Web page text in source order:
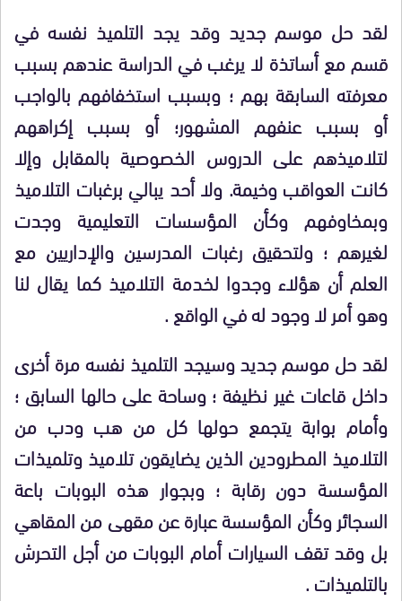
لقد حل موسم جديد وقد يجد التلميذ نفسه في
قسم مع أساتذة لا يرغب في الدراسة عندهم بسبب
معرفته السابقة بهم ؛ وبسبب استخفافهم بالواجب
أو بسبب عنفهم المشهور؛ أو بسبب إكراههم
لتلاميذهم على الدروس الخصوصية بالمقابل وإلا
كانت العواقب وخيمة. ولا أحد يبالي برغبات التلاميذ
وبمخاوفهم وكأن المؤسسات التعليمية وجدت
لغيرهم ؛ ولتحقيق رغبات المدرسين والإداريين مع
العلم أن هؤلاء وجدوا لخدمة التلاميذ كما يقال لنا
وهو أمر لا وجود له في الواقع .
لقد حل موسم جديد وسيجد التلميذ نفسه مرة أخرى
داخل قاعات غير نظيفة ؛ وساحة على حالها السابق ؛
وأمام بوابة يتجمع حولها كل من هب ودب من
التلاميذ المطرودين الذين يضايقون تلاميذ وتلميذات
المؤسسة دون رقابة ؛ وبجوار هذه البوبات باعة
السجائر وكأن المؤسسة عبارة عن مقهى من المقاهي
بل وقد تقف السيارات أمام البوبات من أجل التحرش
بالتلميذات .